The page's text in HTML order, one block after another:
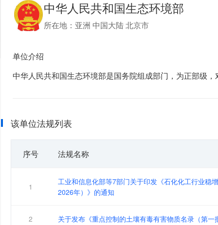
中华人民共和国生态环境部
所在地 ： 亚洲 中国大陆 北京市
单位介绍
中华人民共和国生态环境部是国务院组成部门，为正部级
该单位法规列表
序号 法规名称
1
工业和信息化部等7部门关于印发《石化化工行业稳
2026年）》的通知
2 关于发布《重点控制的土壤有毒有害物质名录（第一